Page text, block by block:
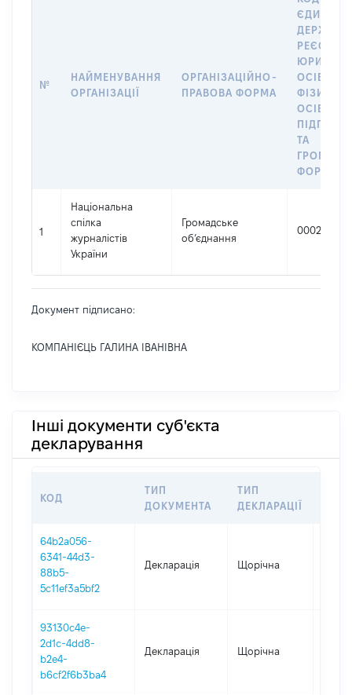
№
НАЙМЕНУВАННЯ
ОРГАНІЗАЦІЇ
ОРГАНІЗАЦІЙНО-
ПРАВОВА ФОРМА
РЕЄСТРІ
ОСІБ,
ОСІБ –
ТА
1
Національна
спілка
журналістів
України
Громадське
об’єднання
00027140
Документ підписано:
КОМПАНІЄЦЬ ГАЛИНА ІВАНІВНА
Інші документи суб'єкта
декларування
КОД
ТИП
ДОКУМЕНТА
ТИП
ДЕКЛАРАЦІЇ
64b2a056-
6341-44d3-
88b5-
5c11ef3a5bf2
Декларація Щорічна
93130c4e-
2d1c-4dd8-
b2e4-
b6cf2f6b3ba4
Декларація Щорічна